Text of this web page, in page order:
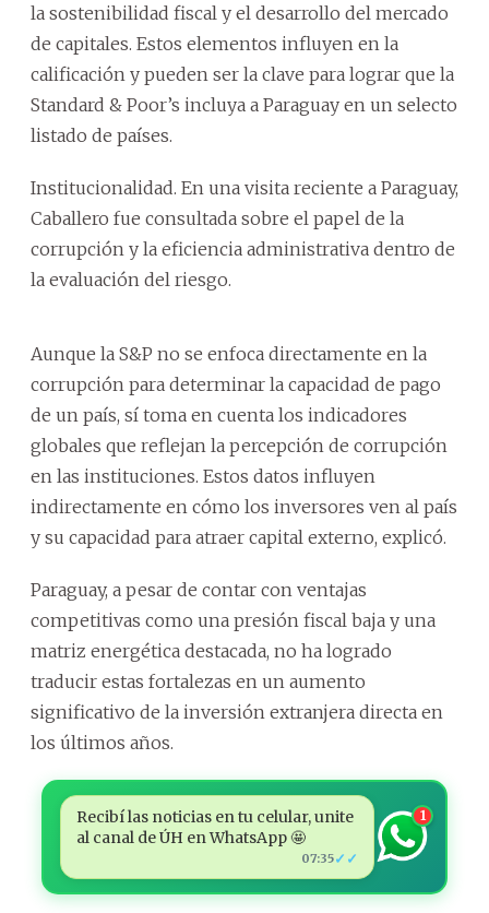
la sostenibilidad fiscal y el desarrollo del mercado
de capitales. Estos elementos influyen en la
calificación y pueden ser la clave para lograr que la
Standard & Poor’s incluya a Paraguay en un selecto
listado de países.
Institucionalidad. En una visita reciente a Paraguay,
Caballero fue consultada sobre el papel de la
corrupción y la eficiencia administrativa dentro de
la evaluación del riesgo.
Aunque la S&P no se enfoca directamente en la
corrupción para determinar la capacidad de pago
de un país, sí toma en cuenta los indicadores
globales que reflejan la percepción de corrupción
en las instituciones. Estos datos influyen
indirectamente en cómo los inversores ven al país
y su capacidad para atraer capital externo, explicó.
Paraguay, a pesar de contar con ventajas
competitivas como una presión fiscal baja y una
matriz energética destacada, no ha logrado
traducir estas fortalezas en un aumento
significativo de la inversión extranjera directa en
los últimos años.
Recibí las noticias en tu celular, unite
al canal de ÚH en WhatsApp 🤩
07:35✓✓
1